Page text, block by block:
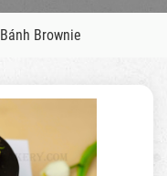
Bánh Brownie